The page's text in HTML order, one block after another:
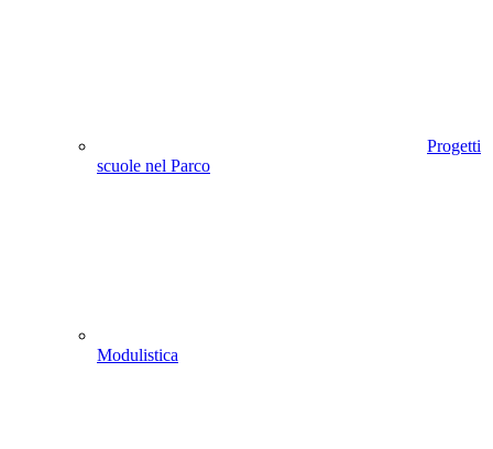
Progetti
scuole nel Parco
Modulistica